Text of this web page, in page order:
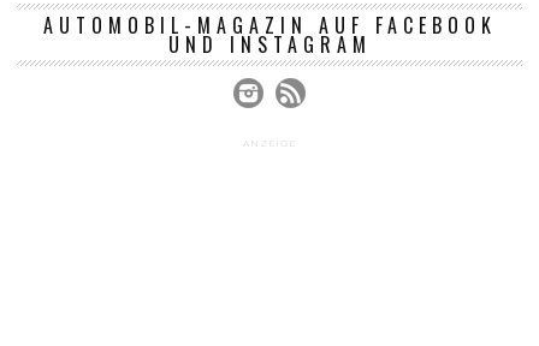
AUTOMOBIL-MAGAZIN AUF FACEBOOK
UND INSTAGRAM
ANZEIGE